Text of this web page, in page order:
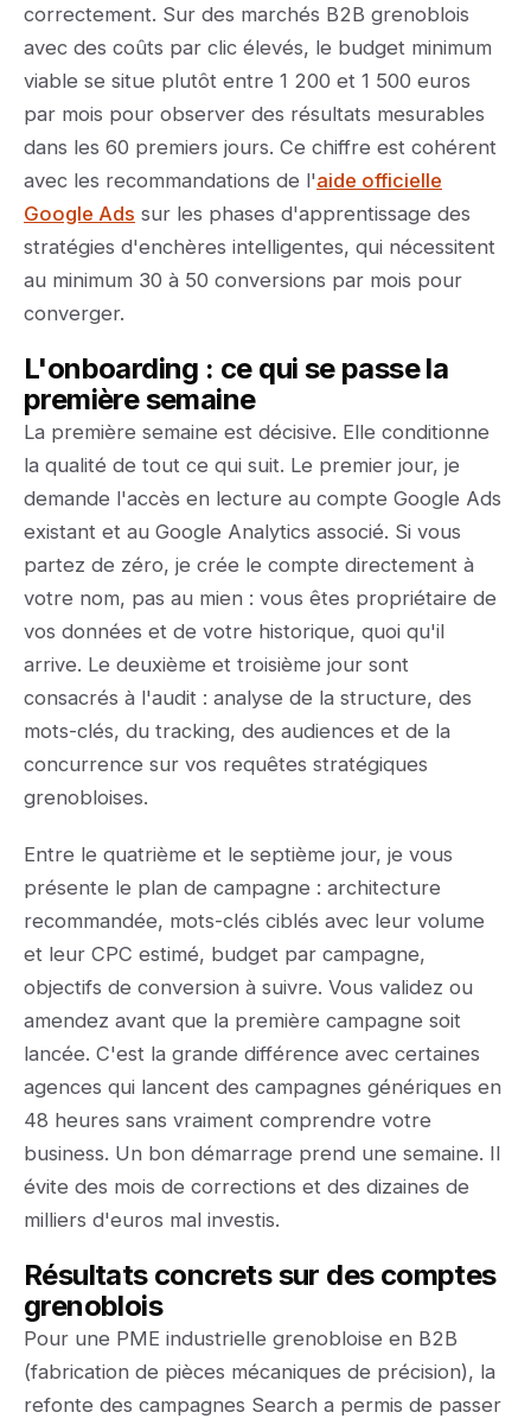
correctement. Sur des marchés B2B grenoblois
avec des coûts par clic élevés, le budget minimum
viable se situe plutôt entre 1 200 et 1 500 euros
par mois pour observer des résultats mesurables
dans les 60 premiers jours. Ce chiffre est cohérent
avec les recommandations de l'aide officielle
Google Ads sur les phases d'apprentissage des
stratégies d'enchères intelligentes, qui nécessitent
au minimum 30 à 50 conversions par mois pour
converger.
L'onboarding : ce qui se passe la
première semaine
La première semaine est décisive. Elle conditionne
la qualité de tout ce qui suit. Le premier jour, je
demande l'accès en lecture au compte Google Ads
existant et au Google Analytics associé. Si vous
partez de zéro, je crée le compte directement à
votre nom, pas au mien : vous êtes propriétaire de
vos données et de votre historique, quoi qu'il
arrive. Le deuxième et troisième jour sont
consacrés à l'audit : analyse de la structure, des
mots-clés, du tracking, des audiences et de la
concurrence sur vos requêtes stratégiques
grenobloises.
Entre le quatrième et le septième jour, je vous
présente le plan de campagne : architecture
recommandée, mots-clés ciblés avec leur volume
et leur CPC estimé, budget par campagne,
objectifs de conversion à suivre. Vous validez ou
amendez avant que la première campagne soit
lancée. C'est la grande différence avec certaines
agences qui lancent des campagnes génériques en
48 heures sans vraiment comprendre votre
business. Un bon démarrage prend une semaine. Il
évite des mois de corrections et des dizaines de
milliers d'euros mal investis.
Résultats concrets sur des comptes
grenoblois
Pour une PME industrielle grenobloise en B2B
(fabrication de pièces mécaniques de précision), la
refonte des campagnes Search a permis de passer